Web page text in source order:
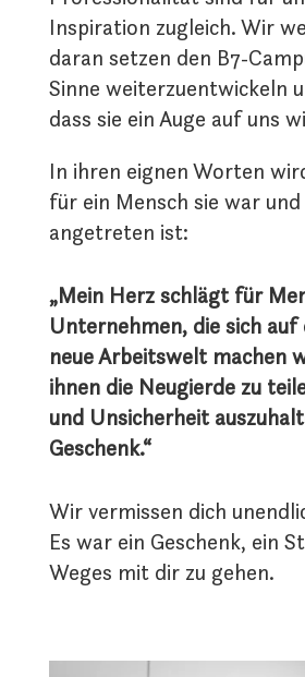
Inspiration zugleich. Wir
daran setzen den B7-
Sinne weiterzuentwickeln
dass sie ein Auge auf uns
In ihren eignen Worten
für ein Mensch sie war
angetreten ist:
„Mein Herz schlägt für
Unternehmen, die sich auf
neue Arbeitswelt machen
ihnen die Neugierde zu
und Unsicherheit
Geschenk.“
Wir vermissen dich
Es war ein Geschenk, ein
Weges mit dir zu gehen.